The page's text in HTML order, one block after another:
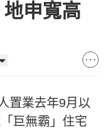
申寬高
置業去年9月以
巨無霸」住宅